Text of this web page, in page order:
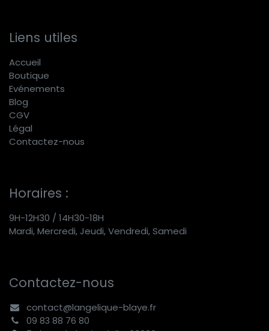
Liens utiles
Accueil
Boutique
Evénements
Blog
CGV
Légal
Contactez-nous
Horaires :
9H-12H30 / 14H30-18H
Mardi, Mercredi, Jeudi, Vendredi, Samedi
Contactez-nous
contact@langelique-blaye.fr
09 83 88 76 80